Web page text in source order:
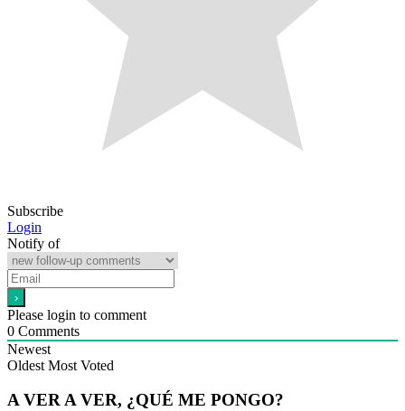
Subscribe
Login
Notify of
Please login to comment
0 Comments
Newest
Oldest Most Voted
A VER A VER, ¿QUÉ ME PONGO?